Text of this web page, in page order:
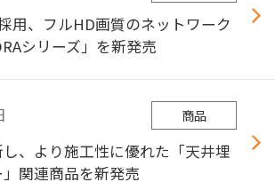
用、フルHD画質のネットワーク
シリーズ」を新発売
商品
、より施工性に優れた「天井埋
関連商品を新発売